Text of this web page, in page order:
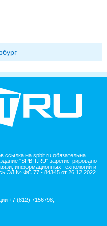
ссылка на spbit.ru обязательна
"SPBIT.RU" зарегистрировано
информационных технологий и
ЭЛ № ФС 77 - 84345 от 26.12.2022
+7 (812) 7156798,